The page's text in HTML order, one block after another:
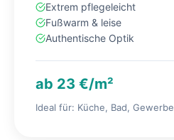
Extrem pflegeleicht
Fußwarm & leise
Authentische Optik
ab 23 €/m²
Ideal für: Küche, Bad, Gewerbe